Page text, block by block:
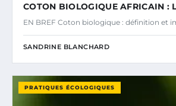
COTON BIOLOGIQUE AFRICAIN :
EN BREF Coton biologique : définition et
SANDRINE BLANCHARD
PRATIQUES ÉCOLOGIQUES